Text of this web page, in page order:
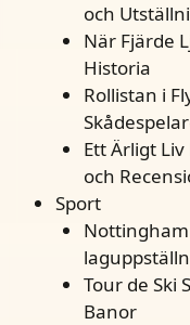
och
När Fjärde
Historia
Rollistan i
Ett Ärligt
och
Sport
Nottingham
Tour de Ski
Banor